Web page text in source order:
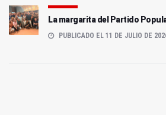
La margarita del Partido
PUBLICADO EL 11 DE JULIO DE